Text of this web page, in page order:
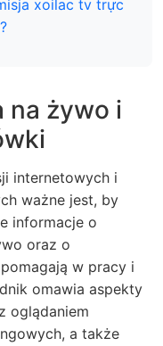
xoilac tv trực
na żywo i
internetowych i
ważne jest, by
informacje o
oraz o
w pracy i
omawia aspekty
oglądaniem
a także